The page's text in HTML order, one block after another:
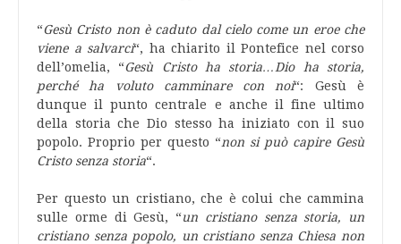
“Gesù Cristo non è caduto dal cielo come un eroe che
viene a salvarci“, ha chiarito il Pontefice nel corso
dell’omelia, “Gesù Cristo ha storia…Dio ha storia,
perché ha voluto camminare con noi“: Gesù è
dunque il punto centrale e anche il fine ultimo
della storia che Dio stesso ha iniziato con il suo
popolo. Proprio per questo “non si può capire Gesù
Cristo senza storia“.
Per questo un cristiano, che è colui che cammina
sulle orme di Gesù, “un cristiano senza storia, un
cristiano senza popolo, un cristiano senza Chiesa non